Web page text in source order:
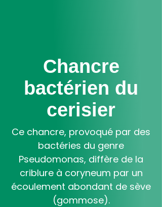
Chancre
bactérien du
cerisier
Ce chancre, provoqué par des
bactéries du genre
Pseudomonas, diffère de la
criblure à coryneum par un
écoulement abondant de sève
(gommose).